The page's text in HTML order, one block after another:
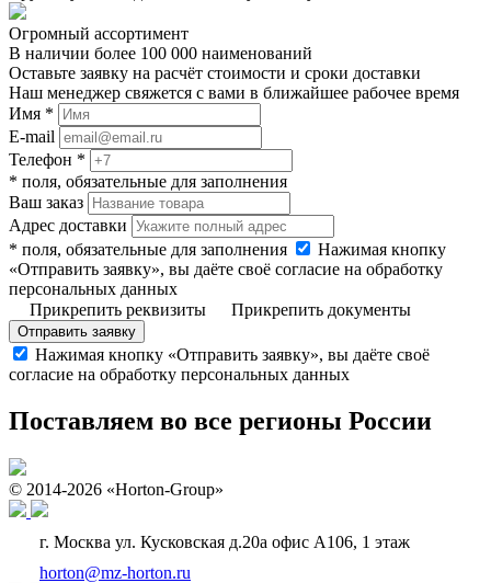
Огромный ассортимент
В наличии более 100 000 наименований
Оставьте заявку на расчёт стоимости и сроки доставки
Наш менеджер свяжется с вами в ближайшее рабочее время
Имя *
E-mail
Телефон *
* поля, обязательные для заполнения
Ваш заказ
Адрес доставки
* поля, обязательные для заполнения
Нажимая кнопку
«Отправить заявку», вы даёте своё согласие на обработку
персональных данных
Прикрепить реквизиты
Прикрепить документы
Отправить заявку
Нажимая кнопку «Отправить заявку», вы даёте своё
согласие на обработку персональных данных
Поставляем во все регионы России
© 2014-2026 «Horton-Group»
г. Москва ул. Кусковская д.20а офис А106, 1 этаж
horton@mz-horton.ru